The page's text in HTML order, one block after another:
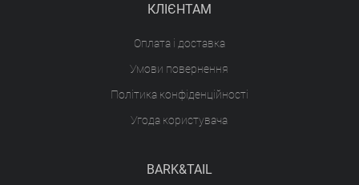
КЛІЄНТАМ
Оплата і доставка
Умови повернення
Політика конфіденційності
Угода користувача
BARK&TAIL